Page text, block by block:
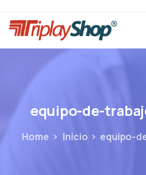
equipo-de-
Home Inicio equipo-